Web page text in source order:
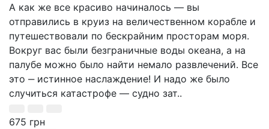
А как же все красиво начиналось — вы
отправились в круиз на величественном корабле и
путешествовали по бескрайним просторам моря.
Вокруг вас были безграничные воды океана, а на
палубе можно было найти немало развлечений. Все
это ‒ истинное наслаждение! И надо же было
случиться катастрофе — судно зат..
675 грн